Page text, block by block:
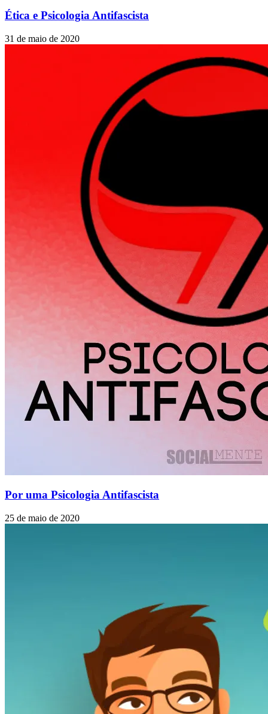
Ética e Psicologia Antifascista
31 de maio de 2020
Por uma Psicologia Antifascista
25 de maio de 2020